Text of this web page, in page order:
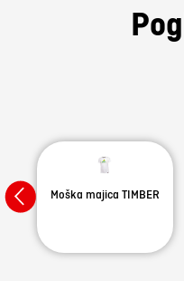
Moška majica TIMBER